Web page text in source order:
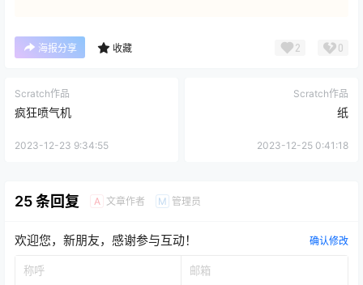
海报分享 收藏 2 0
Scratch作品
疯狂喷气机
2023-12-23 9:34:55
Scratch作品
纸
2023-12-25 0:41:18
25 条回复 A 文章作者 M 管理员
欢迎您，新朋友，感谢参与互动！ 确认修改